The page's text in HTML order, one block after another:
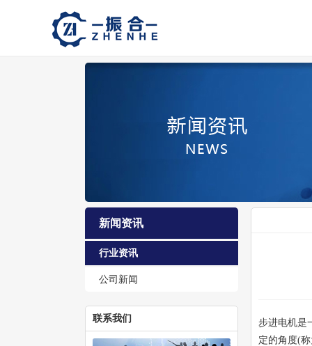
新闻资讯
行业资讯
公司新闻
联系我们
步进电机是
定的角度(